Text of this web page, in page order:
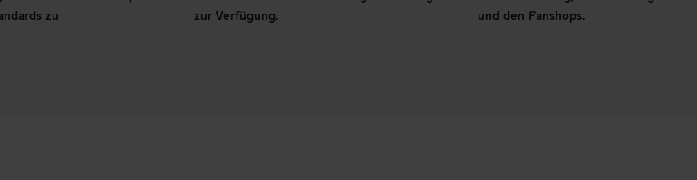
zu
zur Verfügung.
und den Fanshops.